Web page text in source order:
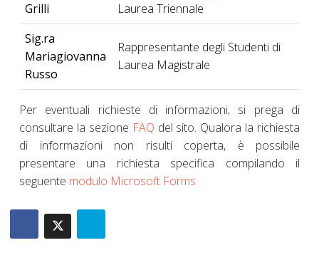
Grilli
Laurea Triennale
Sig.ra
Mariagiovanna
Russo
Rappresentante degli Studenti di
Laurea Magistrale
Per eventuali richieste di informazioni, si prega di
consultare la sezione FAQ del sito. Qualora la richiesta
di informazioni non risulti coperta, è possibile
presentare una richiesta specifica compilando il
seguente modulo Microsoft Forms